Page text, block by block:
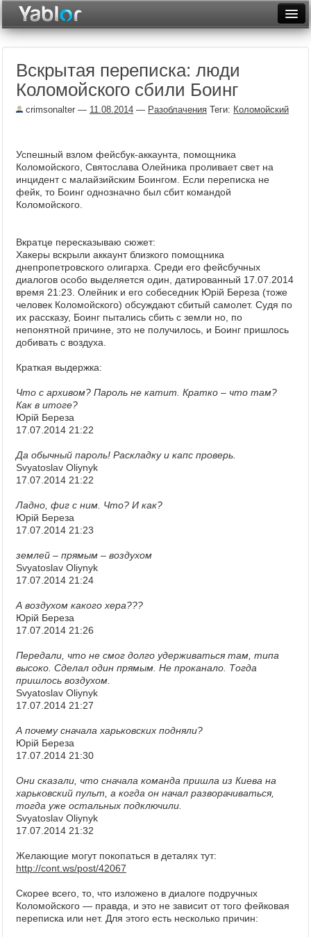
Неделя
Месяц
Архив
Фототоп
Вскрытая переписка: люди
Коломойского сбили Боинг
crimsonalter — 11.08.2014 — Разоблачения Теги: Коломойский
Успешный взлом фейсбук-аккаунта, помощника
Коломойского, Святослава Олейника проливает свет на
инцидент с малайзийским Боингом. Если переписка не
фейк, то Боинг однозначно был сбит командой
Коломойского.
Вкратце пересказываю сюжет:
Хакеры вскрыли аккаунт близкого помощника
днепропетровского олигарха. Среди его фейсбучных
диалогов особо выделяется один, датированный 17.07.2014
время 21:23. Олейник и его собеседник Юрій Береза (тоже
человек Коломойского) обсуждают сбитый самолет. Судя по
их рассказу, Боинг пытались сбить с земли но, по
непонятной причине, это не получилось, и Боинг пришлось
добивать с воздуха.
Краткая выдержка:
Что с архивом? Пароль не катит. Кратко – что там?
Как в итоге?
Юрій Береза
17.07.2014 21:22
Да обычный пароль! Раскладку и капс проверь.
Svyatoslav Oliynyk
17.07.2014 21:22
Ладно, фиг с ним. Что? И как?
Юрій Береза
17.07.2014 21:23
землей – прямым – воздухом
Svyatoslav Oliynyk
17.07.2014 21:24
А воздухом какого хера???
Юрій Береза
17.07.2014 21:26
Передали, что не смог долго удерживаться там, типа
высоко. Сделал один прямым. Не проканало. Тогда
пришлось воздухом.
Svyatoslav Oliynyk
17.07.2014 21:27
А почему сначала харьковских подняли?
Юрій Береза
17.07.2014 21:30
Они сказали, что сначала команда пришла из Киева на
харьковский пульт, а когда он начал разворачиваться,
тогда уже остальных подключили.
Svyatoslav Oliynyk
17.07.2014 21:32
Желающие могут покопаться в деталях тут:
http://cont.ws/post/42067
Скорее всего, то, что изложено в диалоге подручных
Коломойского — правда, и это не зависит от того фейковая
переписка или нет. Для этого есть несколько причин: